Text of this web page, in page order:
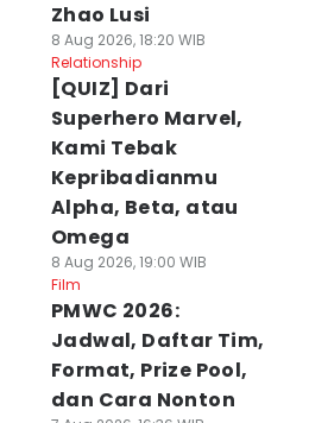
Zhao Lusi
8 Aug 2026, 18:20 WIB
Relationship
[QUIZ] Dari
Superhero Marvel,
Kami Tebak
Kepribadianmu
Alpha, Beta, atau
Omega
8 Aug 2026, 19:00 WIB
Film
PMWC 2026:
Jadwal, Daftar Tim,
Format, Prize Pool,
dan Cara Nonton